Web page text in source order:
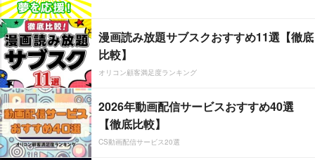
漫画読み放題サブスクおすすめ11選【徹底
比較】
オリコン顧客満足度ランキング
2026年動画配信サービスおすすめ40選
【徹底比較】
CS動画配信サービス20選